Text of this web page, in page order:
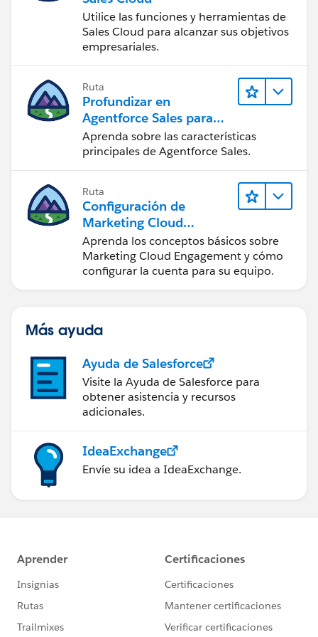
Utilice las funciones y herramientas de
Sales Cloud para alcanzar sus objetivos
empresariales.
Ruta
Profundizar en
Agentforce Sales para
administradores
Aprenda sobre las características
principales de Agentforce Sales.
Ruta
Configuración de
Marketing Cloud
Engagement
Aprenda los conceptos básicos sobre
Marketing Cloud Engagement y cómo
configurar la cuenta para su equipo.
Más ayuda
Ayuda de Salesforce
Visite la Ayuda de Salesforce para
obtener asistencia y recursos
adicionales.
IdeaExchange
Envíe su idea a IdeaExchange.